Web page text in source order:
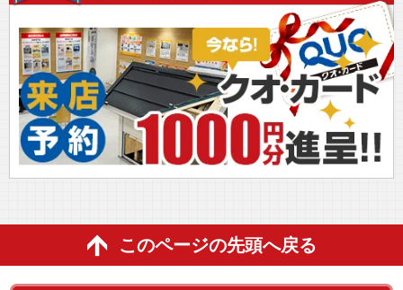
このページの先頭へ戻る